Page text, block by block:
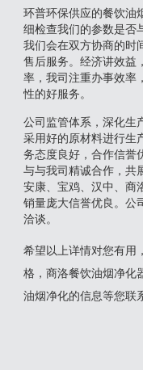
环普环保供应的餐饮油
细检查我们的参数是否
我们会在双方协商的时
售后服务。经济讲效益
率，我司注重办事效率
性的好服务。
公司监管体系，深化生
采用好的原材料进行生
务态度良好，合作信誉
与与我司精诚合作，共
安康、宝鸡、汉中、商
销量庞大信誉优良。公
洽谈。
希望以上详情对您有用
格，商洛餐饮油烟净化
油烟净化的信息等您联